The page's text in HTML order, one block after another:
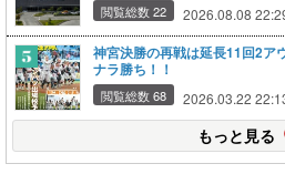
閲覧総数 22 2026.08.08
神宮決勝の再戦は延長11回2ア
ナラ勝ち！！
閲覧総数 68 2026.03.22
もっと見る